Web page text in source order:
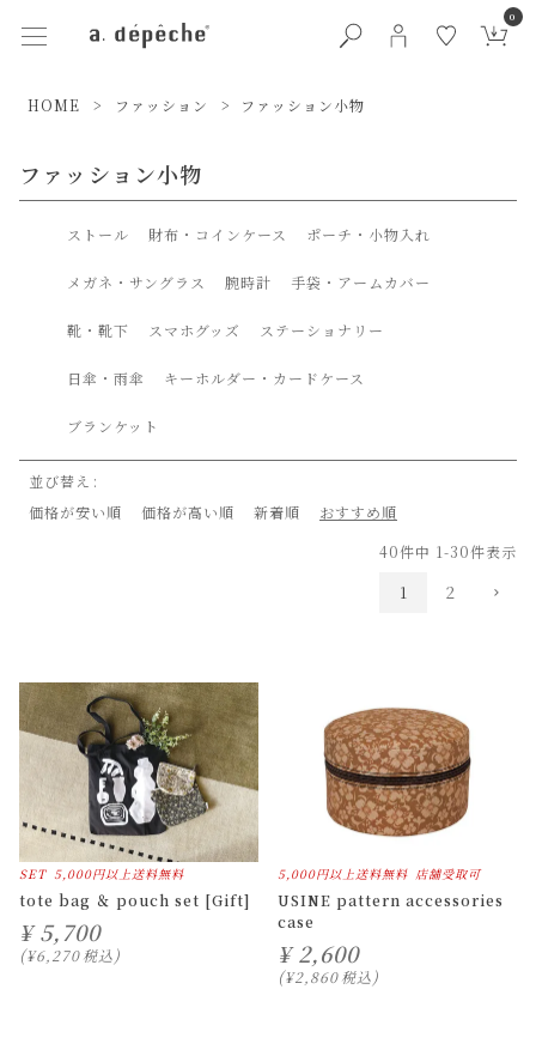
0
HOME ファッション ファッション小物
ファッション小物
ストール 財布・コインケース ポーチ・小物入れ
メガネ・サングラス 腕時計 手袋・アームカバー
靴・靴下 スマホグッズ ステーショナリー
日傘・雨傘 キーホルダー・カードケース
ブランケット
並び替え
価格が安い順
価格が高い順 新着順
おすすめ順
40件中 1-30件表示
1 2
SET 5,000円以上送料無料
tote bag ＆ pouch set [Gift]
¥ 5,700
¥6,270税込
5,000円以上送料無料 店舗受取可
USINE pattern accessories
case
¥ 2,600
¥2,860税込